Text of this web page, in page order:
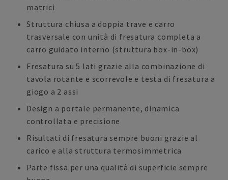
matrici
Struttura chiusa a doppia trave e carro
trasversale con unità di fresatura completa a
carro guidato interno (struttura box-in-box)
Fresatura su 5 lati grazie alla combinazione di
tavola rotante e scorrevole e testa di fresatura a
giogo a 2 assi
Design a portale permanente, dinamica
controllata e precisione
Risultati di fresatura sempre buoni grazie al
carico e alla struttura termosimmetrica
Parte fissa per una qualità di superficie sempre